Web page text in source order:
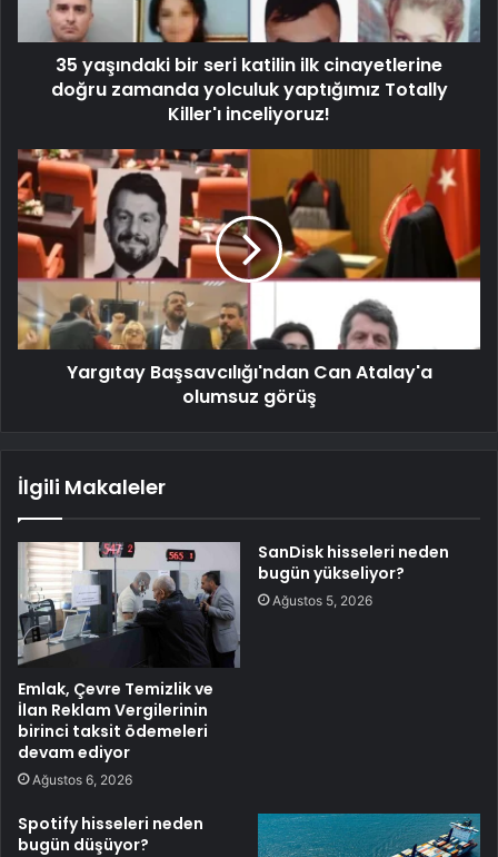
35 yaşındaki bir seri katilin ilk cinayetlerine
doğru zamanda yolculuk yaptığımız Totally
Killer'ı inceliyoruz!
Yargıtay Başsavcılığı'ndan Can Atalay'a
olumsuz görüş
İlgili Makaleler
Emlak, Çevre Temizlik ve
İlan Reklam Vergilerinin
birinci taksit ödemeleri
devam ediyor
Ağustos 6, 2026
SanDisk hisseleri neden
bugün yükseliyor?
Ağustos 5, 2026
Spotify hisseleri neden
bugün düşüyor?